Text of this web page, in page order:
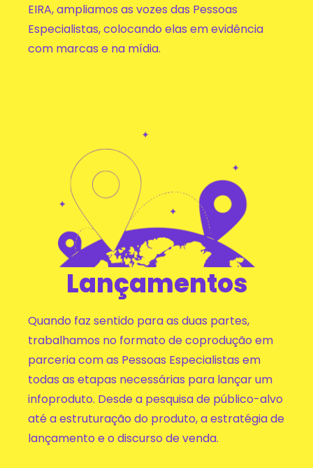
EIRA, ampliamos as vozes das Pessoas
Especialistas, colocando elas em evidência
com marcas e na mídia.
Lançamentos
Quando faz sentido para as duas partes,
trabalhamos no formato de coprodução em
parceria com as Pessoas Especialistas em
todas as etapas necessárias para lançar um
infoproduto. Desde a pesquisa de público-alvo
até a estruturação do produto, a estratégia de
lançamento e o discurso de venda.